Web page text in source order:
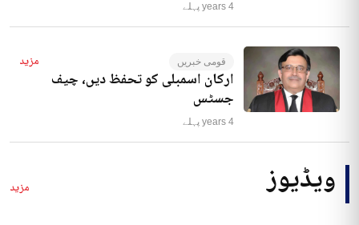
4 years پہلے
قومی خبریں مزید
ارکان اسمبلی کو تحفظ دیں، چیف
جسٹس
4 years پہلے
ویڈیوز مزید